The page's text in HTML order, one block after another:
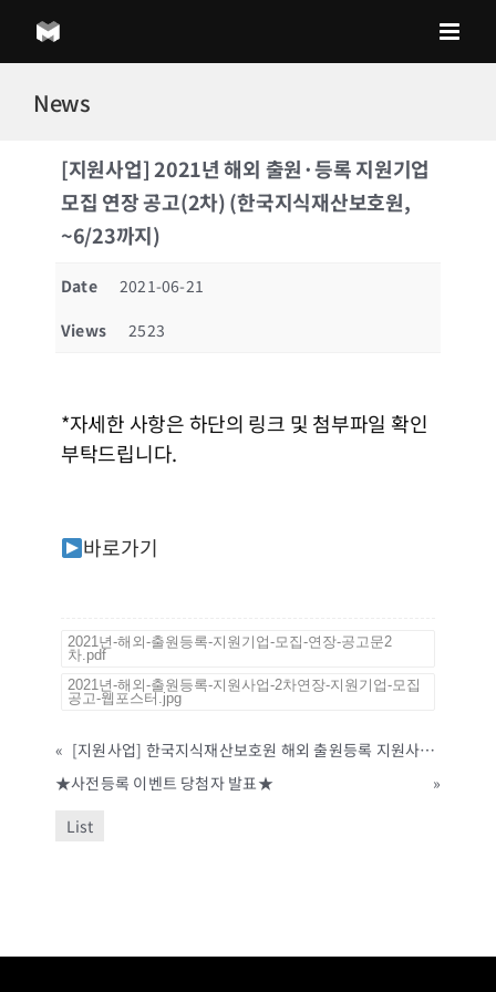
content
News
[지원사업] 2021년 해외 출원·등록 지원기업
모집 연장 공고(2차) (한국지식재산보호원,
~6/23까지)
Date
2021-06-21
Views
2523
*자세한 사항은 하단의 링크 및 첨부파일 확인
부탁드립니다.
바로가기
2021년-해외-출원등록-지원기업-모집-연장-공고문2
차.pdf
2021년-해외-출원등록-지원사업-2차연장-지원기업-모집
공고-웹포스터.jpg
«
[지원사업] 한국지식재산보호원 해외 출원등록 지원사업 2차 지원기업 모집 안내
★사전등록 이벤트 당첨자 발표★
»
List